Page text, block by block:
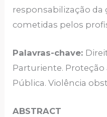
responsabilização da
cometidas pelos
Palavras-chave:
Parturiente. Proteção
Pública. Violência
ABSTRACT